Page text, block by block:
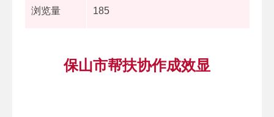
浏览量 185
保山市帮扶协作成效显